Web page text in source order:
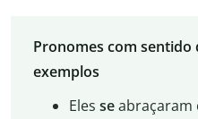
Pronomes com sentido
exemplos
Eles seabraçaram